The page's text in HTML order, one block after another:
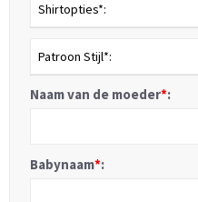
Shirtopties*:
Patroon Stijl*:
Naam van de moeder*:
Babynaam*: